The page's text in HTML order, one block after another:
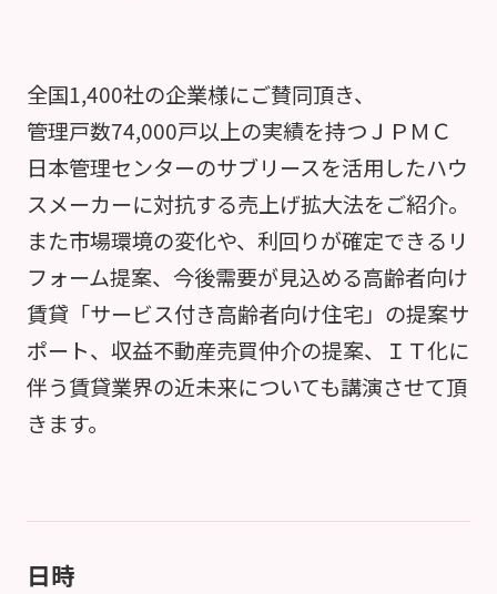
全国1,400社の企業様にご賛同頂き、
管理戸数74,000戸以上の実績を持つＪＰＭＣ
日本管理センターのサブリースを活用したハウ
スメーカーに対抗する売上げ拡大法をご紹介。
また市場環境の変化や、利回りが確定できるリ
フォーム提案、今後需要が見込める高齢者向け
賃貸「サービス付き高齢者向け住宅」の提案サ
ポート、収益不動産売買仲介の提案、ＩＴ化に
伴う賃貸業界の近未来についても講演させて頂
きます。
日時